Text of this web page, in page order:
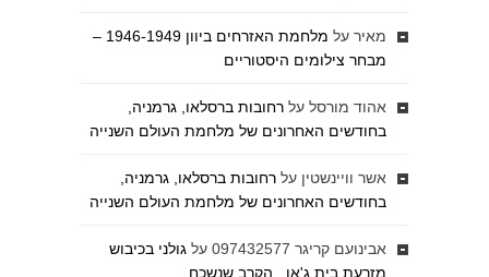
מאיר על
מלחמת האזרחים ביוון 1946-1949 –
מבחר צילומים היסטוריים
אהוד מורסל על רחובות ברסלאו, גרמניה,
בחודשים האחרונים של מלחמת העולם השנייה
אשר וויינשטין על רחובות ברסלאו, גרמניה,
בחודשים האחרונים של מלחמת העולם השנייה
אבינועם קריגר 097432577 על גולני בכיבוש
מזרעת בית ג'אן , הקרב שנשכח